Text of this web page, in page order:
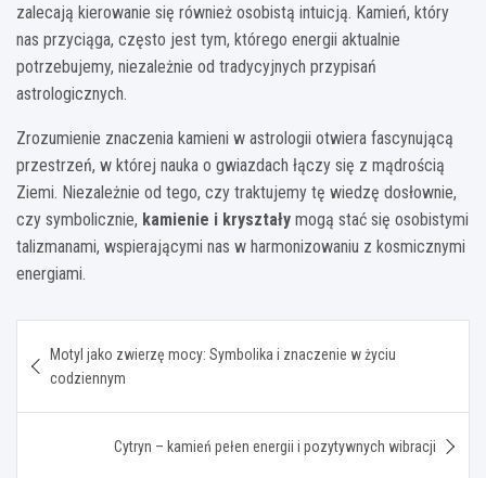
zalecają kierowanie się również osobistą intuicją. Kamień, który
nas przyciąga, często jest tym, którego energii aktualnie
potrzebujemy, niezależnie od tradycyjnych przypisań
astrologicznych.
Zrozumienie znaczenia kamieni w astrologii otwiera fascynującą
przestrzeń, w której nauka o gwiazdach łączy się z mądrością
Ziemi. Niezależnie od tego, czy traktujemy tę wiedzę dosłownie,
czy symbolicznie, kamienie i kryształy mogą stać się osobistymi
talizmanami, wspierającymi nas w harmonizowaniu z kosmicznymi
energiami.
wpisu
Motyl jako zwierzę mocy: Symbolika i znaczenie w życiu
codziennym
Cytryn – kamień pełen energii i pozytywnych wibracji